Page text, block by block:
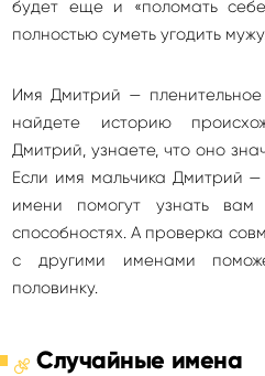
будет еще и «поломать
полностью суметь угодить
Имя Дмитрий —
найдете историю
Дмитрий, узнаете, что оно
Если имя мальчика Дмитрий
имени помогут узнать
способностях. А проверка
с другими именами
половинку.
Случайные имена